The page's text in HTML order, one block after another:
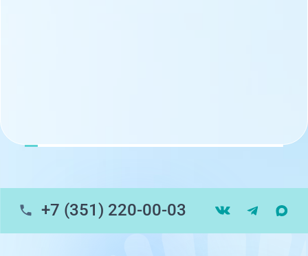
+7 (351) 220-00-03